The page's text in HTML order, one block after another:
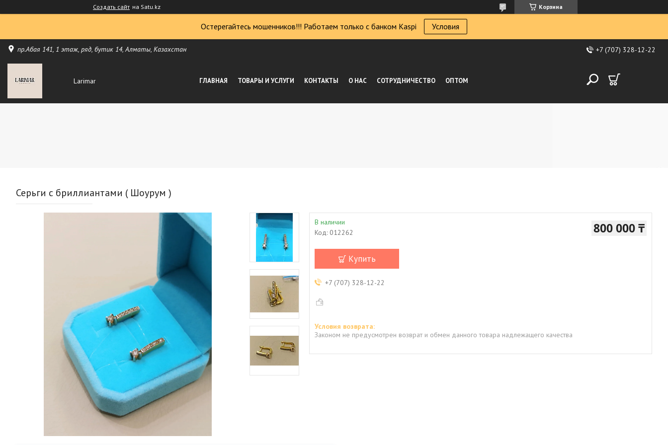
Создать сайт на Satu.kz Корзина
Остерегайтесь мошенников!!! Работаем только с банком Kaspi Условия
пр.Абая 141, 1 этаж, ряд, бутик 14, Алматы, Казахстан +7 (707) 328-12-22
Larimar ГЛАВНАЯ ТОВАРЫ И УСЛУГИ КОНТАКТЫ О НАС СОТРУДНИЧЕСТВО ОПТОМ
Серьги с бриллиантами ( Шоурум )
В наличии
Код: 012262 800 000 ₸
Купить
+7 (707) 328-12-22
Законом не предусмотрен возврат и обмен данного товара надлежащего качества